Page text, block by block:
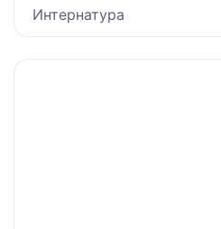
Интернатура